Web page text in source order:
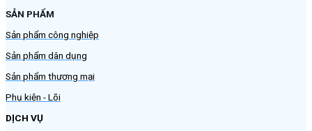
SẢN PHẨM
Sản phẩm công nghiệp
Sản phẩm dân dụng
Sản phẩm thương mại
Phụ kiện - Lõi
DỊCH VỤ